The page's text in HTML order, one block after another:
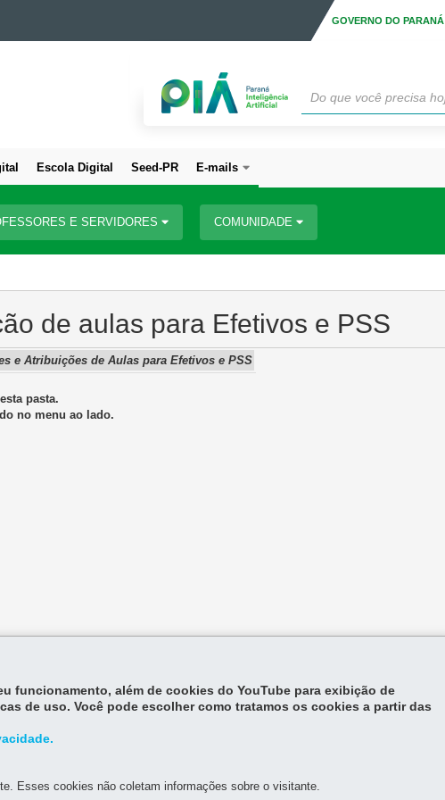
GOVERNO DO PARANÁ
Escola Digital Seed-PR E-mails
E SERVIDORES COMUNIDADE
de aulas para Efetivos e PSS
e Atribuições de Aulas para Efetivos e PSS
pasta.
no menu ao lado.
funcionamento, além de cookies do YouTube para exibição de
de uso. Você pode escolher como tratamos os cookies a partir das
Esses cookies não coletam informações sobre o visitante.